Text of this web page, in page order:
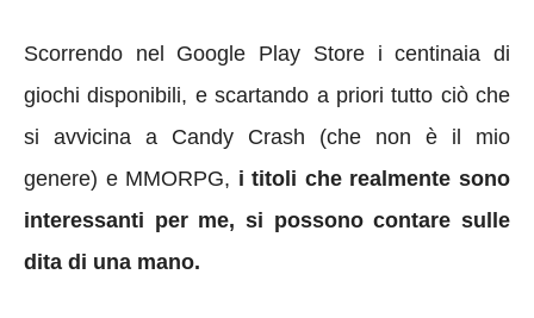
Scorrendo nel Google Play Store i centinaia di
giochi disponibili, e scartando a priori tutto ciò che
si avvicina a Candy Crash (che non è il mio
genere) e MMORPG, i titoli che realmente sono
interessanti per me, si possono contare sulle
dita di una mano.